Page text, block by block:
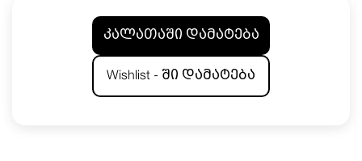
კალათაში დამატება
Wishlist - ში დამატება